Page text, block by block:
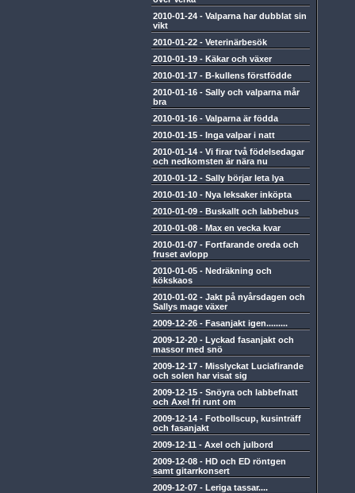
2010-01-24 - Valparna har dubblat sin
vikt
2010-01-22 - Veterinärbesök
2010-01-19 - Käkar och växer
2010-01-17 - B-kullens förstfödde
2010-01-16 - Sally och valparna mår
bra
2010-01-16 - Valparna är födda
2010-01-15 - Inga valpar i natt
2010-01-14 - Vi firar två födelsedagar
och nedkomsten är nära nu
2010-01-12 - Sally börjar leta lya
2010-01-10 - Nya leksaker inköpta
2010-01-09 - Buskallt och labbebus
2010-01-08 - Max en vecka kvar
2010-01-07 - Fortfarande oreda och
fruset avlopp
2010-01-05 - Nedräkning och
kökskaos
2010-01-02 - Jakt på nyårsdagen och
Sallys mage växer
2009-12-26 - Fasanjakt igen.........
2009-12-20 - Lyckad fasanjakt och
massor med snö
2009-12-17 - Misslyckat Luciafirande
och solen har visat sig
2009-12-15 - Snöyra och labbefnatt
och Axel fri runt om
2009-12-14 - Fotbollscup, kusinträff
och fasanjakt
2009-12-11 - Axel och julbord
2009-12-08 - HD och ED röntgen
samt gitarrkonsert
2009-12-07 - Leriga tassar....